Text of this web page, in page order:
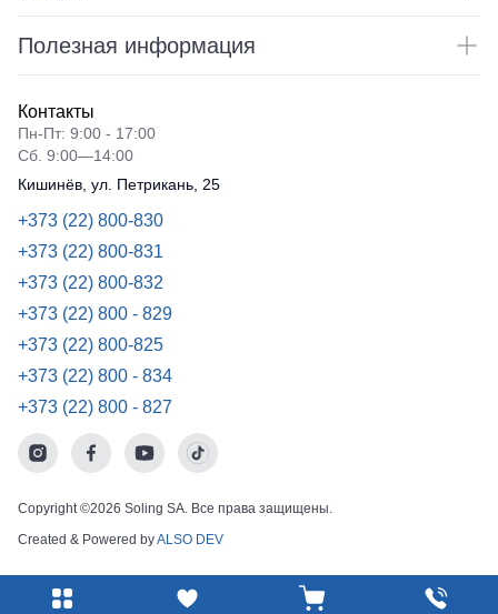
Полезная информация
Контакты
Пн-Пт: 9:00 - 17:00
Сб. 9:00—14:00
Кишинёв, ул. Петрикань, 25
+373 (22) 800-830
+373 (22) 800-831
+373 (22) 800-832
+373 (22) 800 - 829
+373 (22) 800-825
+373 (22) 800 - 834
+373 (22) 800 - 827
Copyright ©2026 Soling SA. Все права защищены.
Created & Powered byALSO DEV